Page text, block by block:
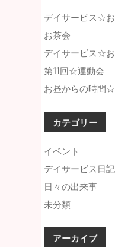
デイサービス☆
お茶会
デイサービス☆
第11回☆運動会
お昼からの時間
カテゴリー
イベント
デイサービス日記
日々の出来事
未分類
アーカイブ